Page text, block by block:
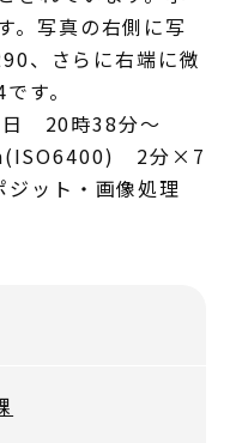
。写真の右側に写
、さらに右端に微
す。
日 20時38分～
2分×7
ット・画像処理